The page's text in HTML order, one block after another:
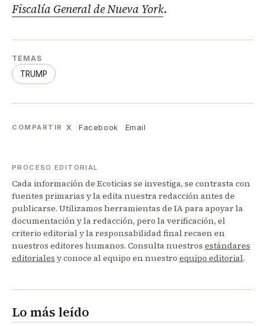
Fiscalía General de Nueva York.
TEMAS
TRUMP
COMPARTIR X Facebook Email
PROCESO EDITORIAL
Cada información de Ecoticias se investiga, se contrasta con
fuentes primarias y la edita nuestra redacción antes de
publicarse. Utilizamos herramientas de IA para apoyar la
documentación y la redacción, pero la verificación, el
criterio editorial y la responsabilidad final recaen en
nuestros editores humanos. Consulta nuestros estándares
editoriales y conoce al equipo en nuestro equipo editorial.
Lo más leído